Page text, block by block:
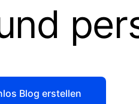
Blog erstellen